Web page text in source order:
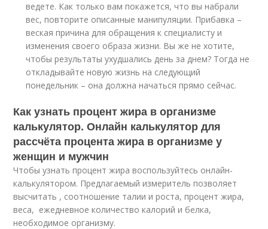
ведете. Как только вам покажется, что вы набрали
вес, повторите описанные манипуляции. Прибавка –
веская причина для обращения к специалисту и
изменения своего образа жизни. Вы же не хотите,
чтобы результаты ухудшались день за днем? Тогда не
откладывайте новую жизнь на следующий
понедельник – она должна начаться прямо сейчас.
Как узнать процент жира в организме
калькулятор. Онлайн калькулятор для
рассчёта процента жира в организме у
женщин и мужчин
Чтобы узнать процент жира воспользуйтесь онлайн-
калькулятором. Предлагаемый измеритель позволяет
высчитать , соотношение талии и роста, процент жира,
веса, ежедневное количество калорий и белка,
необходимое организму.